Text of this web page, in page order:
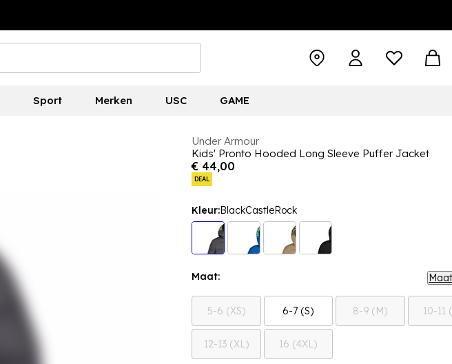
Sport Merken USC GAME
Under Armour
Kids' Pronto Hooded Long Sleeve Puffer Jacket
€ 44,00
DEAL
Kleur:BlackCastleRock
Maat:
5-6 (XS) 6-7 (S) 8-9 (M) 10-11
12-13 (XL) 16 (4XL)